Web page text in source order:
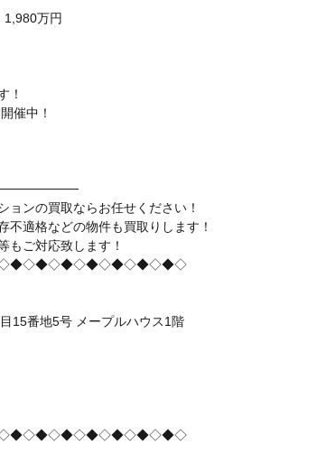
万円
！
催中！
ンの買取ならお任せください！
適格などの物件も買取りします！
ご対応致します！
15番地5号 メープルハウス1階